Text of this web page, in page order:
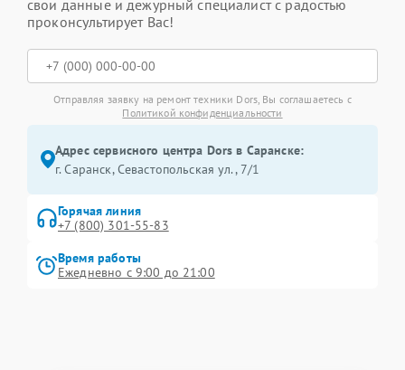
свои данные и дежурный специалист с радостью
проконсультирует Вас!
Отправляя заявку на ремонт техники Dors, Вы соглашаетесь с
Политикой конфиденциальности
Адрес сервисного центра Dors в Саранске:
г. Саранск, Севастопольская ул., 7/1
Горячая линия
+7 (800) 301-55-83
Время работы
Ежедневно с 9:00 до 21:00